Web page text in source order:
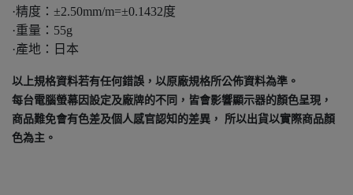
·精度：±2.50mm/m=±0.1432度
·重量：55g
·產地：日本
以上規格資料若有任何錯誤，以原廠規格所公佈資料為準。
每台電腦螢幕因設定及廠牌的不同，皆會影響顯示器的顏色呈現，
商品難免會有色差及個人感官認知的差異， 所以出貨以實際商品顏
色為主。